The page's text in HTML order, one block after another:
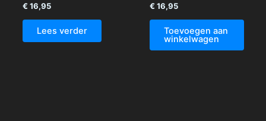
€ 16,95
Lees verder
€ 16,95
Toevoegen aan
winkelwagen